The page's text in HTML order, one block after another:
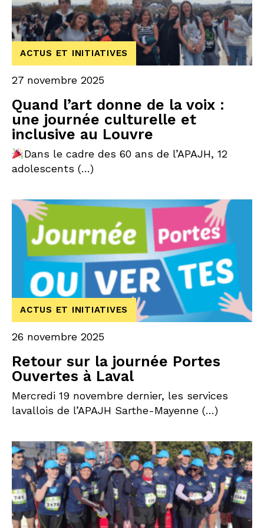
Quand l’art donne de la voix :
une journée culturelle et
inclusive au Louvre
ACTUS ET INITIATIVES
27 novembre 2025
Dans le cadre des 60 ans de l’APAJH, 12
adolescents (…)
Retour sur la journée Portes
Ouvertes à Laval
ACTUS ET INITIATIVES
26 novembre 2025
Mercredi 19 novembre dernier, les services
lavallois de l’APAJH Sarthe-Mayenne (…)